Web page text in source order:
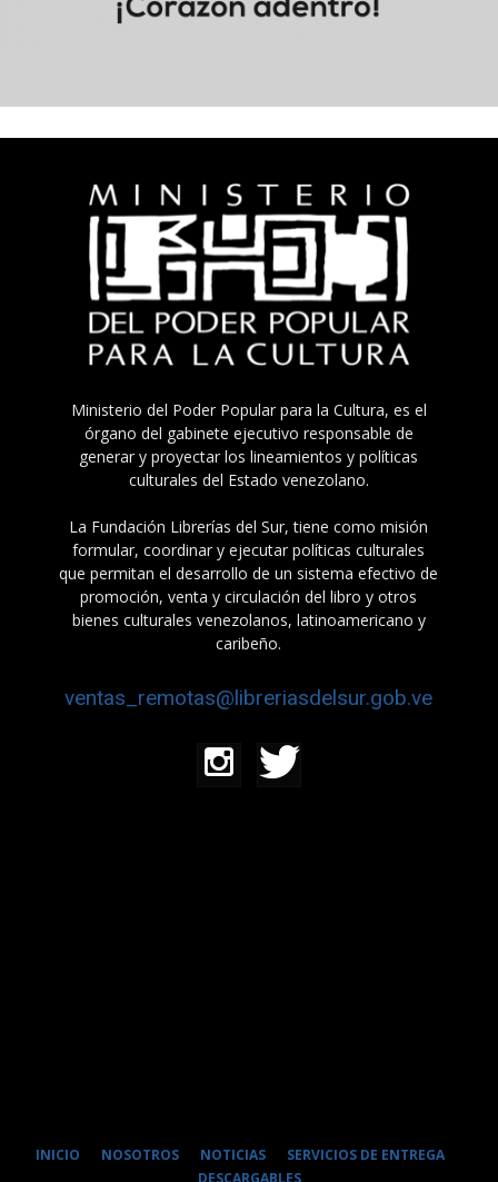
Ministerio del Poder Popular para la Cultura, es el
órgano del gabinete ejecutivo responsable de
generar y proyectar los lineamientos y políticas
culturales del Estado venezolano.
La Fundación Librerías del Sur, tiene como misión
formular, coordinar y ejecutar políticas culturales
que permitan el desarrollo de un sistema efectivo de
promoción, venta y circulación del libro y otros
bienes culturales venezolanos, latinoamericano y
caribeño.
ventas_remotas@libreriasdelsur.gob.ve
INICIO NOSOTROS NOTICIAS
SERVICIOS DE ENTREGA